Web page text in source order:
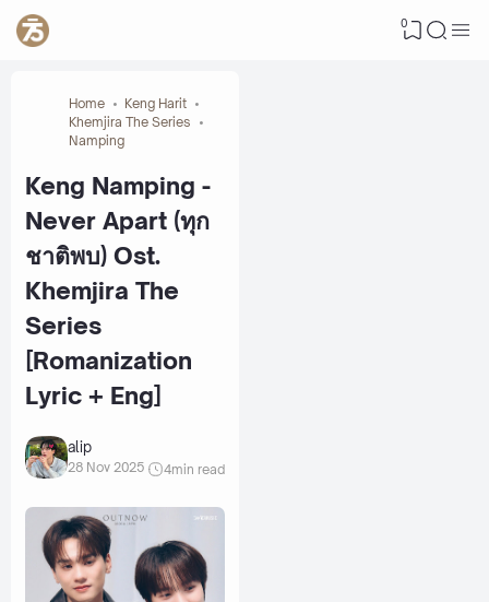
0
Home
Keng Harit
Khemjira The Series
Namping
Keng Namping -
Never Apart (ทุก
ชาติพบ) Ost.
Khemjira The
Series
[Romanization
Lyric + Eng]
alip
28 Nov 2025 4min read